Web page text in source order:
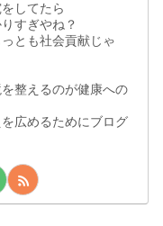
してたら
すぎやね？
とも社会貢献じゃ
整えるのが健康への
広めるためにブログ